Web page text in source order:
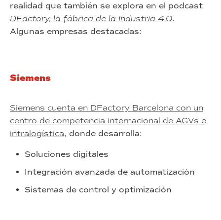
realidad que también se explora en el podcast
DFactory, la fábrica de la Industria 4.0.
Algunas empresas destacadas:
Siemens
Siemens cuenta en DFactory Barcelona con un
centro de competencia internacional de AGVs e
intralogística, donde desarrolla:
Soluciones digitales
Integración avanzada de automatización
Sistemas de control y optimización